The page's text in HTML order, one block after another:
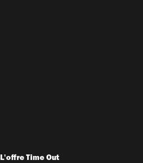
L'offre Time Out